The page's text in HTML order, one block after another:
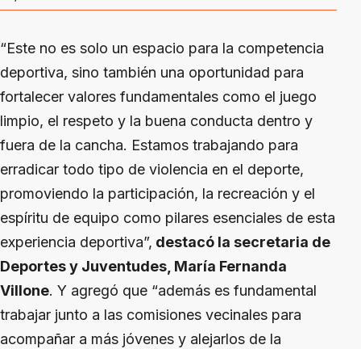
“Este no es solo un espacio para la competencia
deportiva, sino también una oportunidad para
fortalecer valores fundamentales como el juego
limpio, el respeto y la buena conducta dentro y
fuera de la cancha. Estamos trabajando para
erradicar todo tipo de violencia en el deporte,
promoviendo la participación, la recreación y el
espíritu de equipo como pilares esenciales de esta
experiencia deportiva”, destacó la secretaria de
Deportes y Juventudes, María Fernanda
Villone. Y agregó que “además es fundamental
trabajar junto a las comisiones vecinales para
acompañar a más jóvenes y alejarlos de la